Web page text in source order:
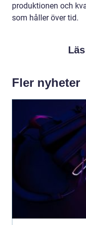
produktionen och
som håller över tid.
Fler nyheter